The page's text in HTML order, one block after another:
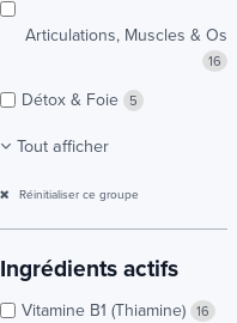
Articulations, Muscles & Os
16
Détox & Foie 5
Tout afficher
Réinitialiser ce groupe
Ingrédients actifs
Vitamine B1 (Thiamine) 16